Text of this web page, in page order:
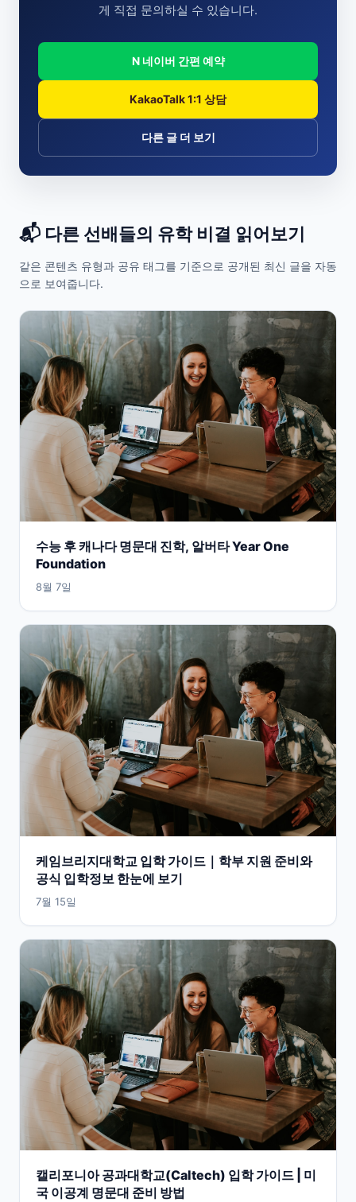
게 직접 문의하실 수 있습니다.
N 네이버 간편 예약
KakaoTalk 1:1 상담
다른 글 더 보기
📬 다른 선배들의 유학 비결 읽어보기
같은 콘텐츠 유형과 공유 태그를 기준으로 공개된 최신 글을 자동
으로 보여줍니다.
수능 후 캐나다 명문대 진학, 알버타 Year One
Foundation
8월 7일
케임브리지대학교 입학 가이드｜학부 지원 준비와
공식 입학정보 한눈에 보기
7월 15일
캘리포니아 공과대학교(Caltech) 입학 가이드 | 미
국 이공계 명문대 준비 방법